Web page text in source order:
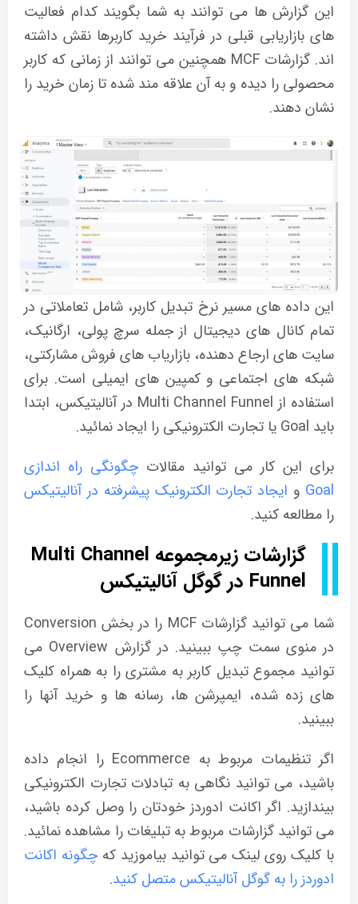
این گزارش ها می توانند به شما بگویند کدام فعالیت
های بازاریابی قبلی در فرآیند خرید کاربرها نقش داشته
اند. گزارشات MCF همچنین می توانند از زمانی که کاربر
محصولی را دیده و به آن علاقه مند شده تا زمان خرید را
نشان دهند.
این داده های مسیر نرخ تبدیل کاربر، شامل تعاملاتی در
تمام کانال های دیجیتال از جمله سرچ پولی، ارگانیک،
سایت های ارجاع دهنده، بازاریاب های فروش مشارکتی،
شبکه های اجتماعی و کمپین های ایمیلی است. برای
استفاده از Multi Channel Funnel در آنالیتیکس، ابتدا
باید Goal یا تجارت الکترونیکی را ایجاد نمائید.
برای این کار می توانید مقالاتچگونگی راه اندازی
Goal و ایجاد تجارت الکترونیک پیشرفته در آنالیتیکس
را مطالعه کنید.
گزارشات زیرمجموعه Multi Channel
Funnel در گوگل آنالیتیکس
شما می توانید گزارشات MCF را در بخش Conversion
در منوی سمت چپ ببینید. در گزارش Overview می
توانید مجموع تبدیل کاربر به مشتری را به همراه کلیک
های زده شده، ایمپرشن ها، رسانه ها و خرید آنها را
ببینید.
اگر تنظیمات مربوط به Ecommerce را انجام داده
باشید، می توانید نگاهی به تبادلات تجارت الکترونیکی
بیندازید. اگر اکانت ادوردز خودتان را وصل کرده باشید،
می توانید گزارشات مربوط به تبلیغات را مشاهده نمائید.
با کلیک روی لینک می توانید بیاموزید کهچگونه اکانت
ادوردز را به گوگل آنالیتیکس متصل کنید.